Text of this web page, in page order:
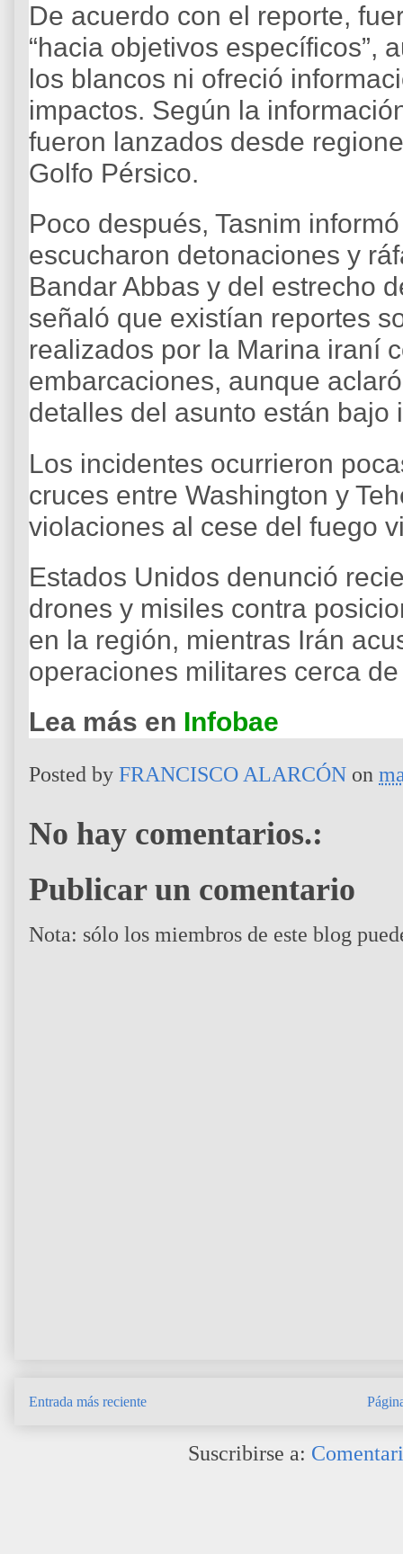
De acuerdo con el reporte,
“hacia objetivos específicos”,
los blancos ni ofreció
impactos. Según la
fueron lanzados desde
Golfo Pérsico.
Poco después, Tasnim
escucharon detonaciones y
Bandar Abbas y del estrecho
señaló que existían reportes
realizados por la Marina iraní
embarcaciones, aunque
detalles del asunto están bajo
Los incidentes ocurrieron
cruces entre Washington y
violaciones al cese del fuego
Estados Unidos denunció
drones y misiles contra
en la región, mientras Irán
operaciones militares cerca
Lea más en Infobae
Posted by FRANCISCO ALARCÓN on
No hay comentarios.:
Publicar un comentario
Nota: sólo los miembros de este blog
Entrada más reciente
Suscribirse a: